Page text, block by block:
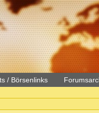
/ Börsenlinks